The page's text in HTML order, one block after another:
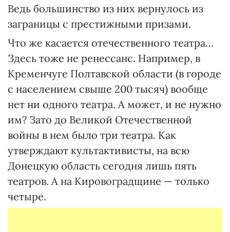
Ведь большинство из них вернулось из
заграницы с престижными призами.
Что же касается отечественного театра…
Здесь тоже не ренессанс. Например, в
Кременчуге Полтавской области (в городе
с населением свыше 200 тысяч) вообще
нет ни одного театра. А может, и не нужно
им? Зато до Великой Отечественной
войны в нем было три театра. Как
утверждают культактивисты, на всю
Донецкую область сегодня лишь пять
театров. А на Кировоградщине — только
четыре.